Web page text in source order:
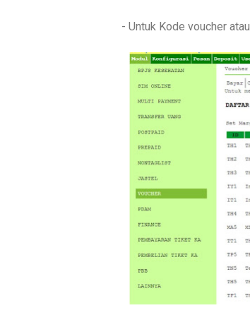
- Untuk Kode voucher